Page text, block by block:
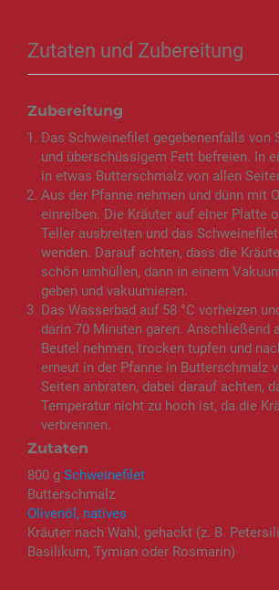
Zutaten und Zubereitung
Zutaten
800 g Schweinefilet
Butterschmalz
Olivenöl, natives
Kräuter nach Wahl, gehackt (z. B.
Basilikum, Tymian oder Rosmarin)
Zubereitung
Das Schweinefilet gegebenenfalls von
und überschüssigem Fett befreien. In
in etwas Butterschmalz von allen
Aus der Pfanne nehmen und dünn mit
einreiben. Die Kräuter auf einer Platte
Teller ausbreiten und das
wenden. Darauf achten, dass die
schön umhüllen, dann in einem
geben und vakuumieren.
Das Wasserbad auf 58 °C vorheizen
darin 70 Minuten garen. Anschließend
Beutel nehmen, trocken tupfen und
erneut in der Pfanne in Butterschmalz
Seiten anbraten, dabei darauf achten,
Temperatur nicht zu hoch ist, da die
verbrennen.